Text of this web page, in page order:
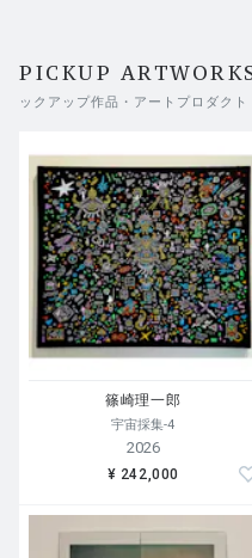
PICKUP
ックアップ作品・アートプロダクト
篠崎理一郎
宇宙採集-4
2026
¥ 242,000